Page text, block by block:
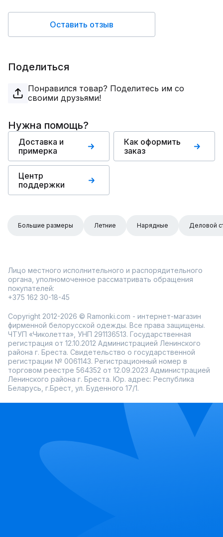
Оставить отзыв
Поделиться
Понравился товар? Поделитесь им со
своими друзьями!
Нужна помощь?
Доставка и
примерка
Как оформить
заказ
Центр
поддержки
Большие размеры Летние Нарядные Деловой
Лицо местного исполнительного и распорядительного
органа, уполномоченное рассматривать обращения
покупателей:
+375 162 30-18-45
Copyright 2012-2026 © Ramonki.com - интернет-магазин
фирменной белорусской одежды. Все права защищены.
ЧТУП «Чиколетта», УНП 291136513. Государственная
регистрация от 12.10.2012 Администрацией Ленинского
района г. Бреста. Свидетельство о государственной
регистрации № 0061143. Регистрационный номер в
торговом реестре 564352 от 12.09.2023 Администрацией
Ленинского района г. Бреста. Юр. адрес: Республика
Беларусь, г.Брест, ул. Буденного 17/1.